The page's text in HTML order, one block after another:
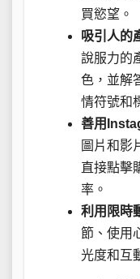
買慾望。
吸引人的
說服力的
色，並解
情符號和
善用
圖片和影
直接點擊
率。
利用限時
節、使用
光度和互